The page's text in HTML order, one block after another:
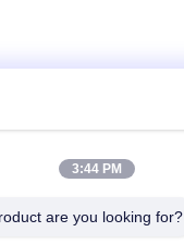
3:44 PM
are you looking for?